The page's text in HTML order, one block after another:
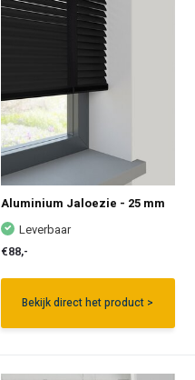
Aluminium Jaloezie - 25 mm
Leverbaar
€88,-
Bekijk direct het product >